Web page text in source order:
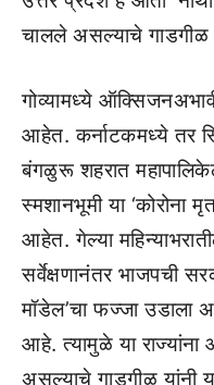
चालले असल्याचे गाडगीळ
गोव्यामध्ये
आहेत. कर्नाटकमध्ये तर
बंगळुरू शहरात
स्मशानभूमी या ‘कोरोना
आहेत. गेल्या
सर्वेक्षणानंतर भाजपची
मॉडेल’चा फज्जा उडाला
आहे. त्यामुळे या
असल्याचे गाडगीळ यांनी